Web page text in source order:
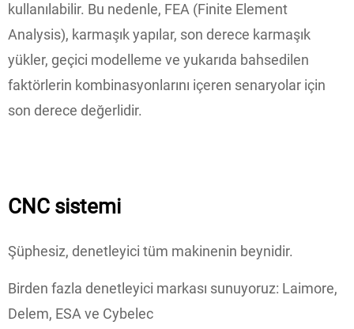
kullanılabilir. Bu nedenle, FEA (Finite Element
Analysis), karmaşık yapılar, son derece karmaşık
yükler, geçici modelleme ve yukarıda bahsedilen
faktörlerin kombinasyonlarını içeren senaryolar için
son derece değerlidir.
CNC sistemi
Şüphesiz, denetleyici tüm makinenin beynidir.
Birden fazla denetleyici markası sunuyoruz: Laimore,
Delem, ESA ve Cybelec